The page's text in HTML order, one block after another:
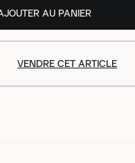
AU PANIER
VENDRE CET ARTICLE